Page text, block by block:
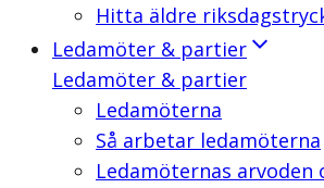
Hitta äldre
Ledamöter & partier
Ledamöter & partier
Ledamöterna
Så arbetar ledamöterna
Ledamöternas arvoden